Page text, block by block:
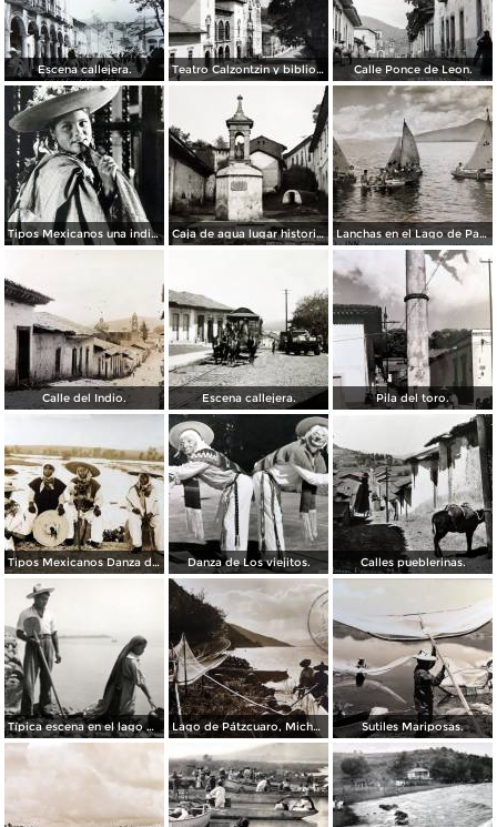
Escena callejera. Teatro Calzontzin y biblioteca publica. Calle Ponce de Leon.
Tipos Mexicanos una india Huananche. Caja de agua lugar historico. Lanchas en el Lago de Patzcuaro.
Calle del Indio. Escena callejera. Pila del toro.
Tipos Mexicanos Danza de Los viejitos.. Danza de Los viejitos. Calles pueblerinas.
Típica escena en el lago de Pátzcuaro Lago de Pátzcuaro, Michoacán por el Fotógrafo Hugo Brehme. ( Circulada el 6 de Marzo de 1931 ). Sutiles Mariposas.